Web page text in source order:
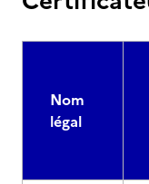
Nom
légal